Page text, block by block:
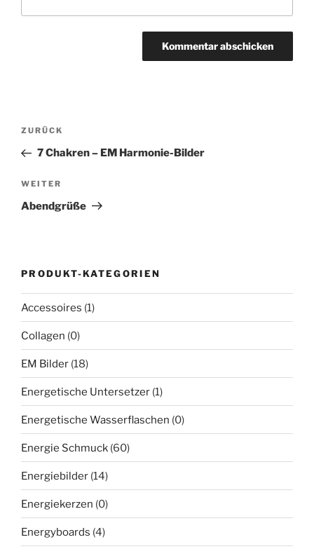
Beitragsnavigation
Vorheriger
Beitrag
ZURÜCK
7 Chakren – EM Harmonie-Bilder
Nächster
Beitrag
WEITER
Abendgrüße
PRODUKT-KATEGORIEN
Accessoires (1)
Collagen (0)
EM Bilder (18)
Energetische Untersetzer (1)
Energetische Wasserflaschen (0)
Energie Schmuck (60)
Energiebilder (14)
Energiekerzen (0)
Energyboards (4)